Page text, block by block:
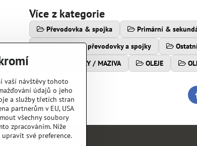
Více z kategorie
Převodovka & spojka Primární &
Příslušenství převodovky a spojky
OLEJE / FILTRY / MAZIVA
OLEJE
vaší návštěvy tohoto
údajů o jeho
a služby třetích stran
partnerům v EU, USA
všechny soubory
zpracováním. Níže
své preference.